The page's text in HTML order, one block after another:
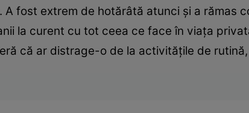
A fost extrem de hotărâtă atunci şi a rămas
la curent cu tot ceea ce face în viaţa
că ar distrage-o de la activităţile de